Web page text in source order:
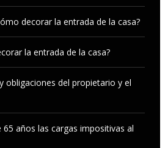
r
m
e
I
decorar la entrada de la casa?
la entrada de la casa?
obligaciones del propietario y el
65 años las cargas impositivas al